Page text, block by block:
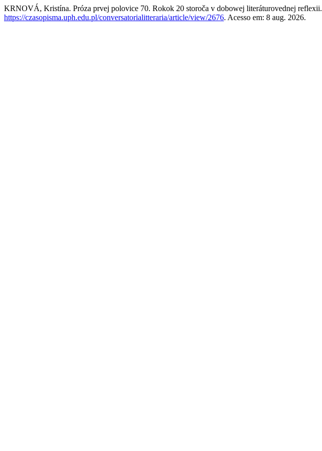
KRNOVÁ, Kristína. Próza prvej polovice 70. Rokok 20 storoča v dobowej literáturovednej reflexii.
https://czasopisma.uph.edu.pl/conversatorialitteraria/article/view/2676. Acesso em: 8 aug. 2026.